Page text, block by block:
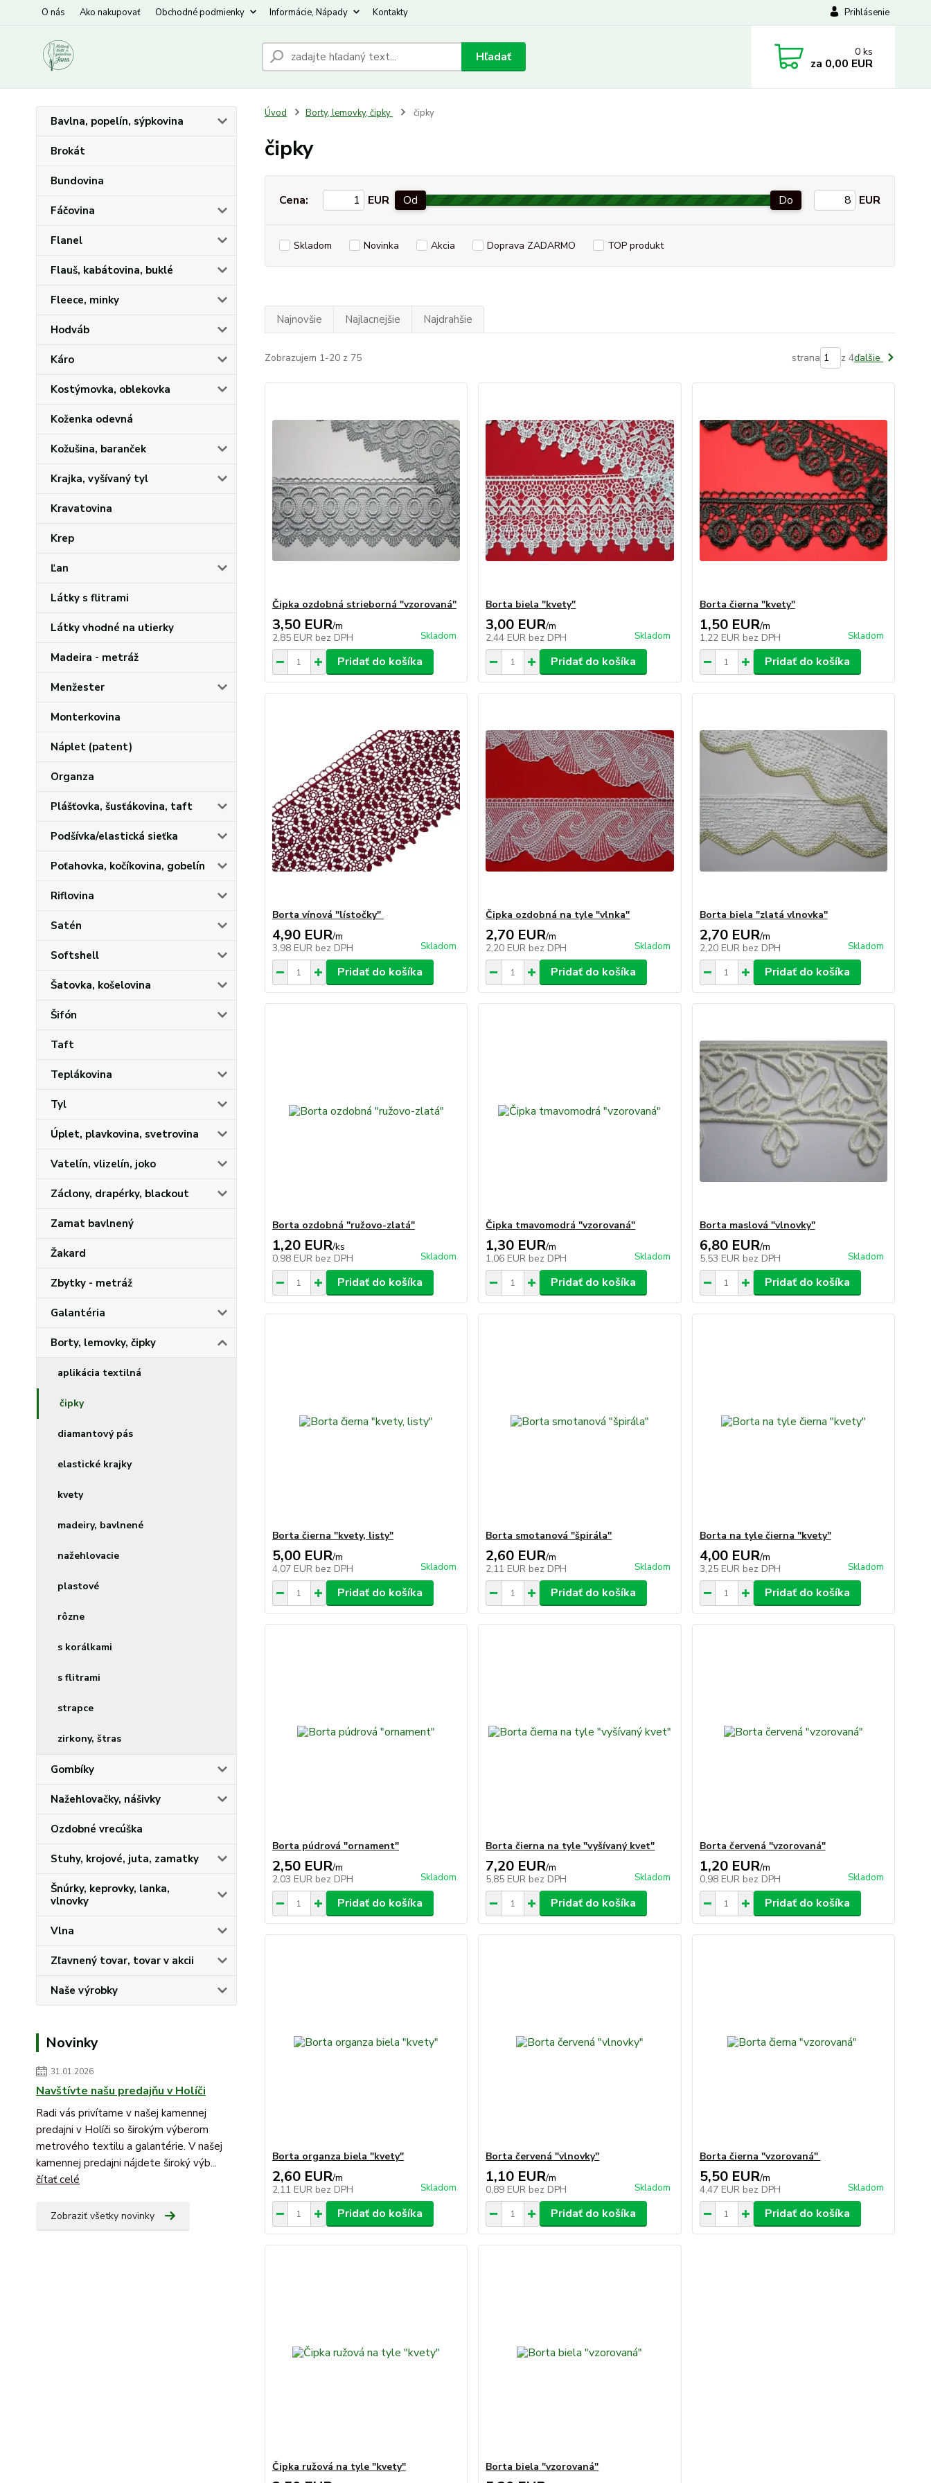
O nás Ako nakupovať Obchodné podmienky Informácie, Nápady Kontakty Prihlásenie
Hľadať 0 ks
za 0,00 EUR
Bavlna, popelín, sýpkovina
Brokát
Bundovina
Fáčovina
Flanel
Flauš, kabátovina, buklé
Fleece, minky
Hodváb
Káro
Kostýmovka, oblekovka
Koženka odevná
Kožušina, baranček
Krajka, vyšívaný tyl
Kravatovina
Krep
Ľan
Látky s flitrami
Látky vhodné na utierky
Madeira - metráž
Menžester
Monterkovina
Náplet (patent)
Organza
Plášťovka, šusťákovina, taft
Podšívka/elastická sieťka
Poťahovka, kočíkovina, gobelín
Riflovina
Satén
Softshell
Šatovka, košelovina
Šifón
Taft
Teplákovina
Tyl
Úplet, plavkovina, svetrovina
Vatelín, vlizelín, joko
Záclony, drapérky, blackout
Zamat bavlnený
Žakard
Zbytky - metráž
Galantéria
Borty, lemovky, čipky
aplikácia textilná
čipky
diamantový pás
elastické krajky
kvety
madeiry, bavlnené
nažehlovacie
plastové
rôzne
s korálkami
s flitrami
strapce
zirkony, štras
Gombíky
Nažehlovačky, nášivky
Ozdobné vrecúška
Stuhy, krojové, juta, zamatky
Šnúrky, keprovky, lanka,
vlnovky
Vlna
Zľavnený tovar, tovar v akcii
Naše výrobky
Novinky
31.01.2026
Navštívte našu predajňu v Holíči
Radi vás privítame v našej kamennej
predajni v Holíči so širokým výberom
metrového textilu a galantérie. V našej
kamennej predajni nájdete široký výb...
čítať celé
Zobraziť všetky novinky
Úvod Borty, lemovky, čipky čipky
čipky
Cena: EUR Od Do EUR
Skladom Novinka Akcia Doprava ZADARMO TOP produkt
Najnovšie Najlacnejšie Najdrahšie
Zobrazujem 1-20 z 75 strana z 4ďalšie
Čipka ozdobná strieborná "vzorovaná"
3,50 EUR/m
2,85 EUR bez DPH Skladom
Pridať do košíka
Borta biela "kvety"
3,00 EUR/m
2,44 EUR bez DPH Skladom
Pridať do košíka
Borta čierna "kvety"
1,50 EUR/m
1,22 EUR bez DPH Skladom
Pridať do košíka
Borta vínová "lístočky"
4,90 EUR/m
3,98 EUR bez DPH Skladom
Pridať do košíka
Čipka ozdobná na tyle "vlnka"
2,70 EUR/m
2,20 EUR bez DPH Skladom
Pridať do košíka
Borta biela "zlatá vlnovka"
2,70 EUR/m
2,20 EUR bez DPH Skladom
Pridať do košíka
Borta ozdobná "ružovo-zlatá"
1,20 EUR/ks
0,98 EUR bez DPH Skladom
Pridať do košíka
Čipka tmavomodrá "vzorovaná"
1,30 EUR/m
1,06 EUR bez DPH Skladom
Pridať do košíka
Borta maslová "vlnovky"
6,80 EUR/m
5,53 EUR bez DPH Skladom
Pridať do košíka
Borta čierna "kvety, listy"
5,00 EUR/m
4,07 EUR bez DPH Skladom
Pridať do košíka
Borta smotanová "špirála"
2,60 EUR/m
2,11 EUR bez DPH Skladom
Pridať do košíka
Borta na tyle čierna "kvety"
4,00 EUR/m
3,25 EUR bez DPH Skladom
Pridať do košíka
Borta púdrová "ornament"
2,50 EUR/m
2,03 EUR bez DPH Skladom
Pridať do košíka
Borta čierna na tyle "vyšívaný kvet"
7,20 EUR/m
5,85 EUR bez DPH Skladom
Pridať do košíka
Borta červená "vzorovaná"
1,20 EUR/m
0,98 EUR bez DPH Skladom
Pridať do košíka
Borta organza biela "kvety"
2,60 EUR/m
2,11 EUR bez DPH Skladom
Pridať do košíka
Borta červená "vlnovky"
1,10 EUR/m
0,89 EUR bez DPH Skladom
Pridať do košíka
Borta čierna "vzorovaná"
5,50 EUR/m
4,47 EUR bez DPH Skladom
Pridať do košíka
Čipka ružová na tyle "kvety" Borta biela "vzorovaná"